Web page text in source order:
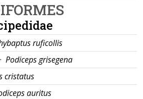
ruficollis
· Podiceps grisegena
cristatus
auritus